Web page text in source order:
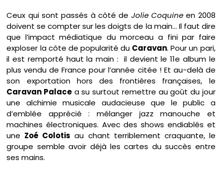
Ceux qui sont passés à côté de Jolie Coquineen 2008
doivent se compter sur les doigts de la main… Il faut dire
que l’impact médiatique du morceau a fini par faire
exploser la côte de popularité du Caravan. Pour un pari,
il est remporté haut la main : il devient le 11e album le
plus vendu de France pour l’année citée ! Et au-delà de
son exportation hors des frontières françaises, le
Caravan Palace a su surtout remettre au goût du jour
une alchimie musicale audacieuse que le public a
d’emblée apprécié : mélanger jazz manouche et
machines électroniques. Avec des shows endiablés et
une Zoé Colotis au chant terriblement craquante, le
groupe semble avoir déjà les cartes du succès entre
ses mains.